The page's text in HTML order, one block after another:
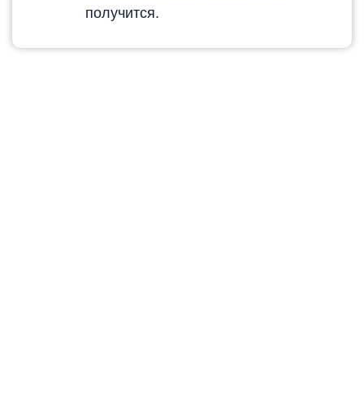
получится.